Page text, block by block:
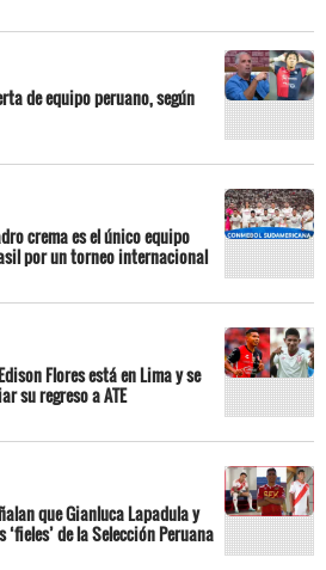
de equipo peruano, según
crema es el único equipo
por un torneo internacional
Flores está en Lima y se
su regreso a ATE
que Gianluca Lapadula y
de la Selección Peruana